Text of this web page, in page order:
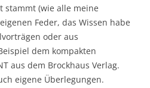
stammt (wie alle meine
Feder, das Wissen habe
oder aus
dem kompakten
aus dem Brockhaus Verlag.
eigene Überlegungen.